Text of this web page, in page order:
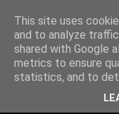
"potentialAction": {
"https://www.sophia-
Αέναη
• Επιστήμη •
Φιλοσοφία •
This site uses
and to analyze
shared with Google
metrics to ensure
statistics, and to